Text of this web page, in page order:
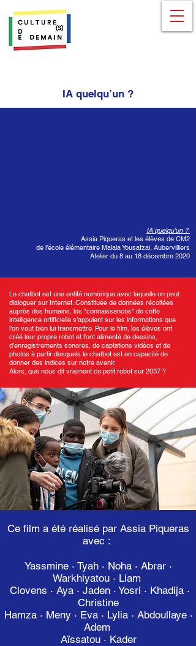
IA quelqu’un ?
IA quelqu’un ?
Assia Piqueras et les élèves de CM2
de l’école élémentaire Malala Yousafzai, Aubervilliers
Atelier du 8 au 18 décembre 2020
Le chatbot est une entité numérique avec laquelle on peut
dialoguer sur Internet. Constituée de données récoltées
auprès des humains, les "connaissances" de cette
intelligence artificielle s’appuient sur les informations que
l’on veut bien lui transmettre. Pour le film, les élèves ont
créé leur propre robot et l’ont alimenté de dessins,
d’enregistrements sonores, de captations vidéos et de
photos à partir desquels le chatbot est en capacité de
donner des indices sur notre avenir.
Alors, que nous dit vraiment ce petit robot sur 2037 ?
Ce film a été réalisé par Assia Piqueras
avec :
Yassmine · Tyah · Noha · Abrar ·
Warkhiyatou · Liam
Clovens · Aya · Jaden · Yosri · Khadija ·
Christine
Hamza · Meny · Eva · Lylia · Abdoullaye ·
Adem
Aïssatou · Kader